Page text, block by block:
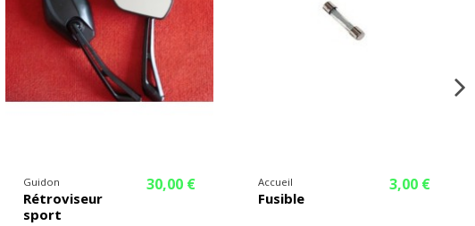
Guidon
Rétroviseur
sport
30,00 € Accueil
Fusible
3,00 €